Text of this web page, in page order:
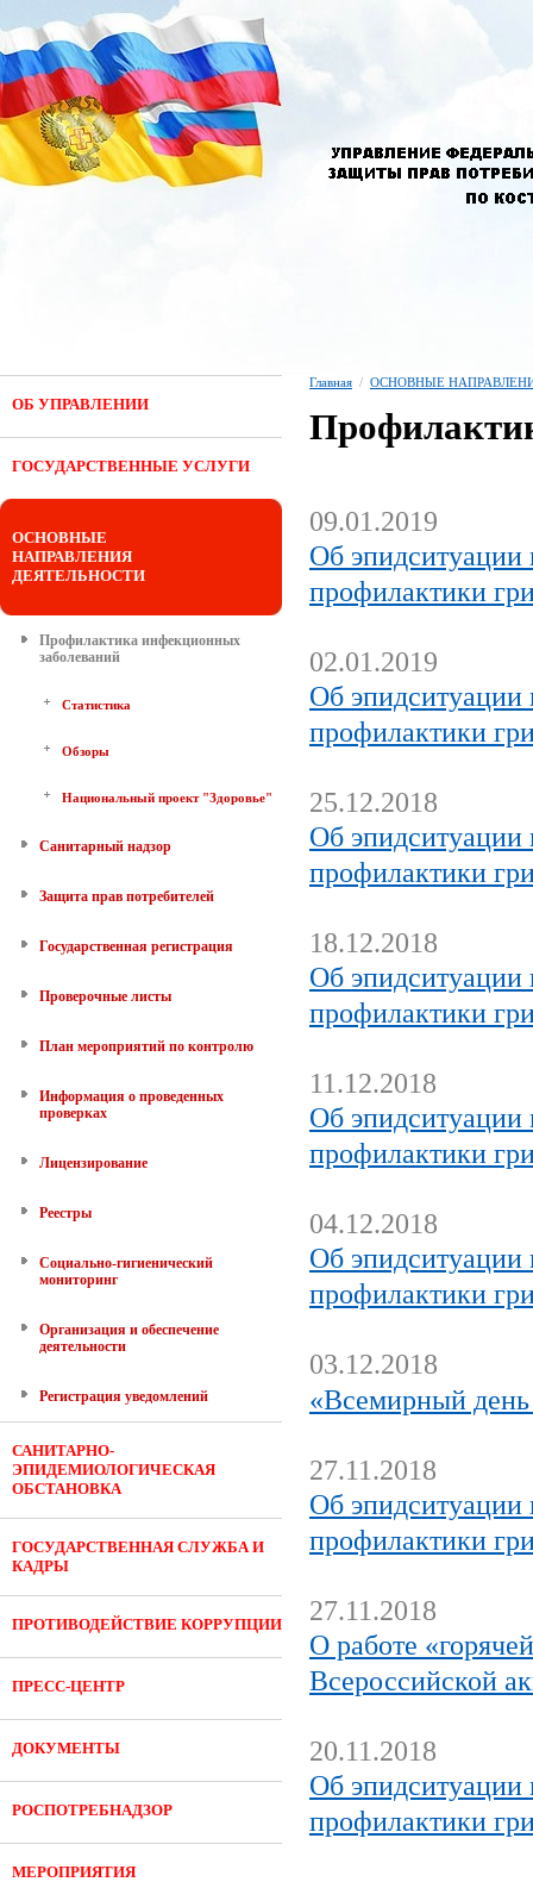
ОБ УПРАВЛЕНИИ
ГОСУДАРСТВЕННЫЕ УСЛУГИ
ОСНОВНЫЕ
НАПРАВЛЕНИЯ
ДЕЯТЕЛЬНОСТИ
Профилактика инфекционных
заболеваний
Статистика
Обзоры
Национальный проект "Здоровье"
Санитарный надзор
Защита прав потребителей
Государственная регистрация
Проверочные листы
План мероприятий по контролю
Информация о проведенных
проверках
Лицензирование
Реестры
Социально-гигиенический
мониторинг
Организация и обеспечение
деятельности
Регистрация уведомлений
САНИТАРНО-
ЭПИДЕМИОЛОГИЧЕСКАЯ
ОБСТАНОВКА
ГОСУДАРСТВЕННАЯ СЛУЖБА И
КАДРЫ
ПРОТИВОДЕЙСТВИЕ КОРРУПЦИИ
ПРЕСС-ЦЕНТР
ДОКУМЕНТЫ
РОСПОТРЕБНАДЗОР
МЕРОПРИЯТИЯ
Главная / ОСНОВНЫЕ
09.01.2019
Об эпидситуации
профилактики
02.01.2019
Об эпидситуации
профилактики
25.12.2018
Об эпидситуации
профилактики
18.12.2018
Об эпидситуации
профилактики
11.12.2018
Об эпидситуации
профилактики
04.12.2018
Об эпидситуации
профилактики
03.12.2018
«Всемирный
27.11.2018
Об эпидситуации
профилактики
27.11.2018
О работе
Всероссийской
20.11.2018
Об эпидситуации
профилактики